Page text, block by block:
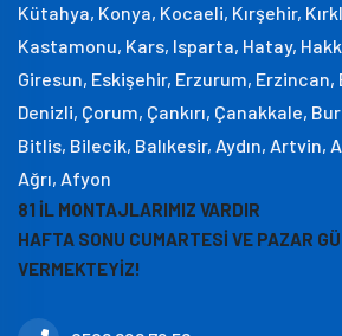
Kütahya, Konya, Kocaeli, Kırşehir,
Kastamonu, Kars, Isparta, Hatay,
Giresun, Eskişehir, Erzurum, Erzincan,
Denizli, Çorum, Çankırı, Çanakkale,
Bitlis, Bilecik, Balıkesir, Aydın, Artvin,
Ağrı, Afyon
81 İL MONTAJLARIMIZ VARDIR
HAFTA SONU CUMARTESİ VE PAZAR
VERMEKTEYİZ!